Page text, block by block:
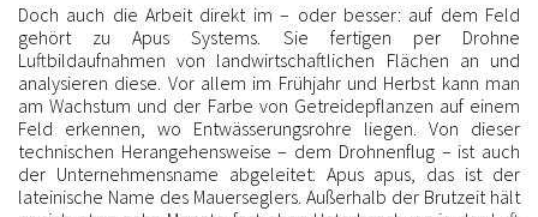
Doch auch die Arbeit direkt im – oder besser: auf dem Feld
gehört zu Apus Systems. Sie fertigen per Drohne
Luftbildaufnahmen von landwirtschaftlichen Flächen an und
analysieren diese. Vor allem im Frühjahr und Herbst kann man
am Wachstum und der Farbe von Getreidepflanzen auf einem
Feld erkennen, wo Entwässerungsrohre liegen. Von dieser
technischen Herangehensweise – dem Drohnenflug – ist auch
der Unternehmensname abgeleitet: Apus apus, das ist der
lateinische Name des Mauerseglers. Außerhalb der Brutzeit hält